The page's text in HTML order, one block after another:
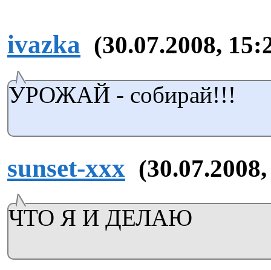
ivazka (30.07.2008,
УРОЖАЙ - собирай!!!
sunset-xxx
ЧТО Я И ДЕЛАЮ